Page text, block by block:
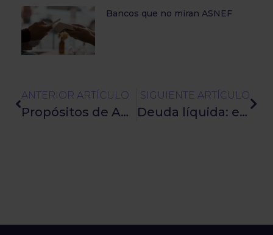
Bancos que no miran ASNEF
ANTERIOR ARTÍCULO
Propósitos de Año Nuevo: 12 meses para mejorar la salud financiera
SIGUIENTE ARTÍCULO
Deuda líquida: en qué consiste y cuándo se considera vencida y exigible